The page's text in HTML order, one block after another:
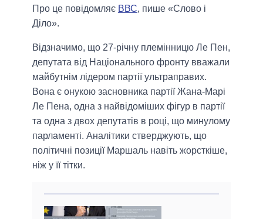
Про це повідомляє ВВС, пише «Слово і
Діло».
Відзначимо, що 27-річну племінницю Ле Пен,
депутата від Національного фронту вважали
майбутнім лідером партії ультраправих.
Вона є онукою засновника партії Жана-Марі
Ле Пена, одна з найвідоміших фігур в партії
та одна з двох депутатів в році, що минулому
парламенті. Аналітики стверджують, що
політичні позиції Маршаль навіть жорсткіше,
ніж у її тітки.